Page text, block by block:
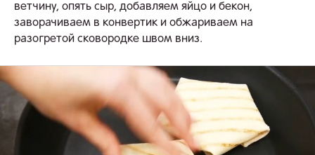
ветчину, опять сыр, добавляем яйцо и бекон,
заворачиваем в конвертик и обжариваем на
разогретой сковородке швом вниз.